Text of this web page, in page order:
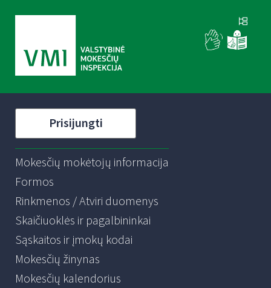
Prisijungti
Mokesčių mokėtojų informacija
Formos
Rinkmenos / Atviri duomenys
Skaičiuoklės ir pagalbininkai
Sąskaitos ir įmokų kodai
Mokesčių žinynas
Mokesčių kalendorius